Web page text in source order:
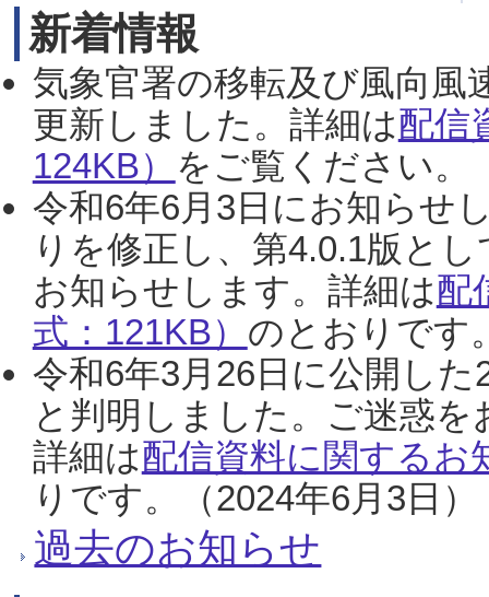
新着情報
気象官署の移転及び風向風
更新しました。詳細は配信
124KB） をご覧ください。
令和6年6月3日にお知らせ
りを修正し、第4.0.1版と
お知らせします。詳細は配
式：121KB） のとおりです
令和6年3月26日に公開し
と判明しました。ご迷惑
詳細は配信資料に関するお
りです。（2024年6月3日）
過去のお知らせ